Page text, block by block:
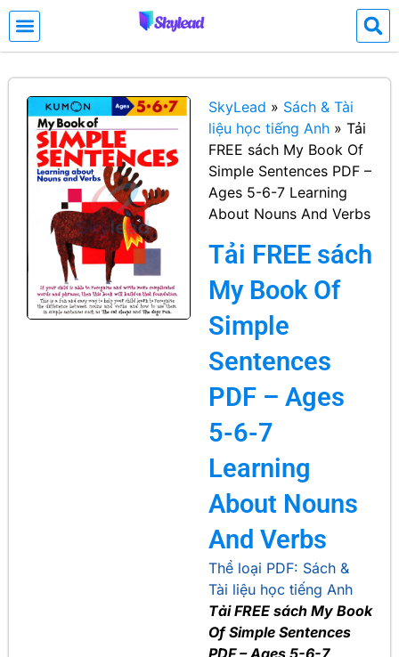
SkyLead » Sách & Tài
liệu học tiếng Anh » Tải
FREE sách My Book Of
Simple Sentences PDF –
Ages 5-6-7 Learning
About Nouns And Verbs
Tải FREE sách
My Book Of
Simple
Sentences
PDF – Ages
5-6-7
Learning
About Nouns
And Verbs
Thể loại PDF: Sách &
Tài liệu học tiếng Anh
Tải FREE sách My Book
Of Simple Sentences